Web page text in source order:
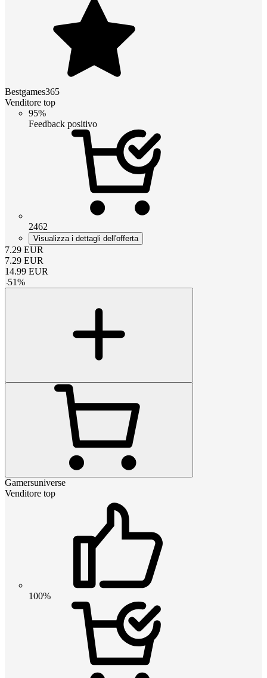
Bestgames365
Venditore top
95%
Feedback positivo
2462
Visualizza i dettagli dell'offerta
7.29 EUR
7.29 EUR
14.99 EUR
-51%
Gamersuniverse
Venditore top
100%